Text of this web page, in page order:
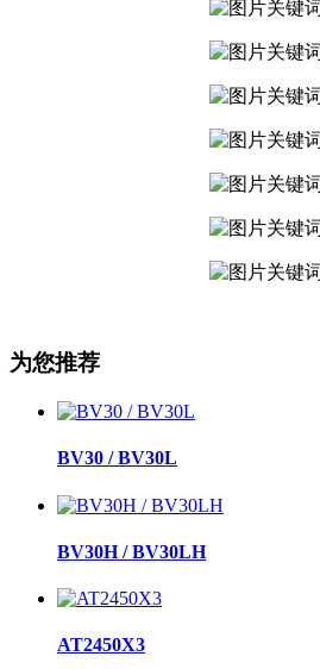
为您推荐
BV30 / BV30L
BV30H / BV30LH
AT2450X3